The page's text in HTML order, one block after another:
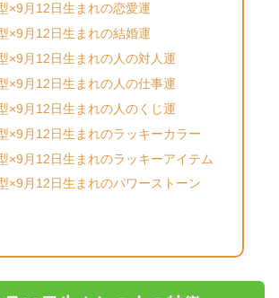
×9月12日生まれの恋愛運
×9月12日生まれの結婚運
×9月12日生まれの人の対人運
×9月12日生まれの人の仕事運
×9月12日生まれの人のくじ運
×9月12日生まれのラッキーカラー
×9月12日生まれのラッキーアイテム
×9月12日生まれのパワーストーン